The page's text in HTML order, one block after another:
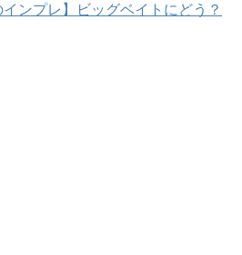
インプレ】ビッグベイトにどう？